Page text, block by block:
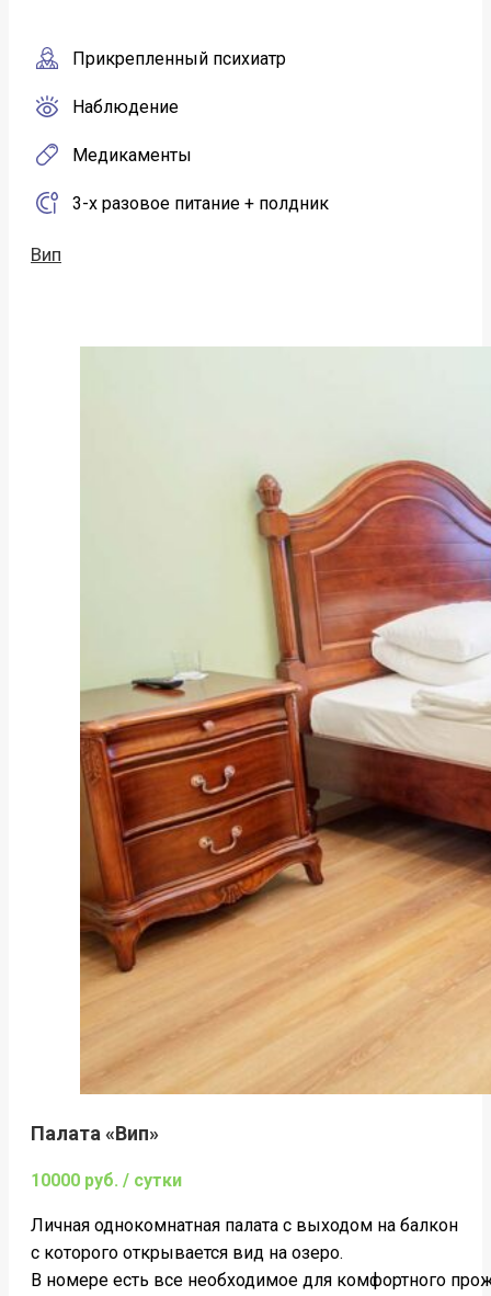
Прикрепленный психиатр
Наблюдение
Медикаменты
3-х разовое питание + полдник
Вип
Палата «Вип»
10000 руб. / сутки
Личная однокомнатная палата c выходом на балкон
с которого открывается вид на озеро.
В номере есть все необходимое для комфортного